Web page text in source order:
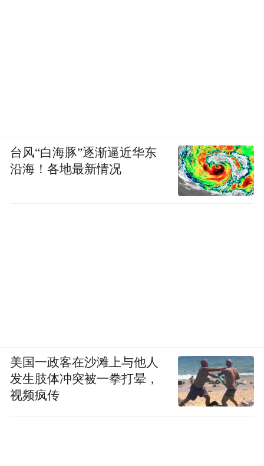
台风“白海豚”逐渐逼近华东
沿海！各地最新情况
美国一政客在沙滩上与他人
发生肢体冲突被一拳打晕，
视频疯传